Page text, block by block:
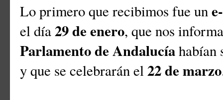
Lo primero que recibimos fue un
el día29 de enero, que nos
Parlamento de Andalucíahabían
y que se celebrarán el22 de marzo